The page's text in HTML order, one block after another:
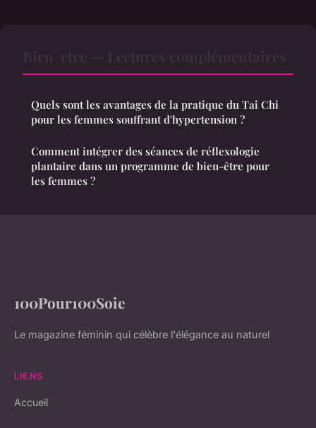
Quels sont les avantages de la pratique du Tai Chi
pour les femmes souffrant d'hypertension ?
Comment intégrer des séances de réflexologie
plantaire dans un programme de bien-être pour
les femmes ?
100Pour100Soie
Le magazine féminin qui célèbre l'élégance au naturel
LIENS
Accueil